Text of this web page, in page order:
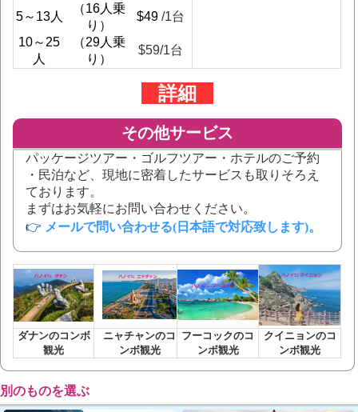
5～13人
（16人乗
り）
$49 /1台
10～25
人
（29人乗
り）
$59/1台
詳細
その他サービス
パッケージツアー・ゴルフツアー・ホテルのご予約
・民泊など、現地に密着したサービスも取りそろえ
ております。
まずはお気軽にお問い合わせください。
👉 メールで問い合わせる(日本語で対応致します)。
ダナンのコンボ
観光
ニャチャンのコ
ンボ観光
フーコックのコ
ンボ観光
クイニョンのコ
ンボ観光
別のものを選ぶ